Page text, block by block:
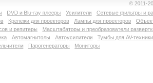
© 2011-
DVD и Blu-ray плееры Усилители
Сетевые фильтры и
Крепежи для проекторов Лампы для проекторов
и репитеры
Масштабаторы и преобразователи
Автомагнитолы Автоусилители
Тумбы для AV-техники
Парогенераторы Мониторы